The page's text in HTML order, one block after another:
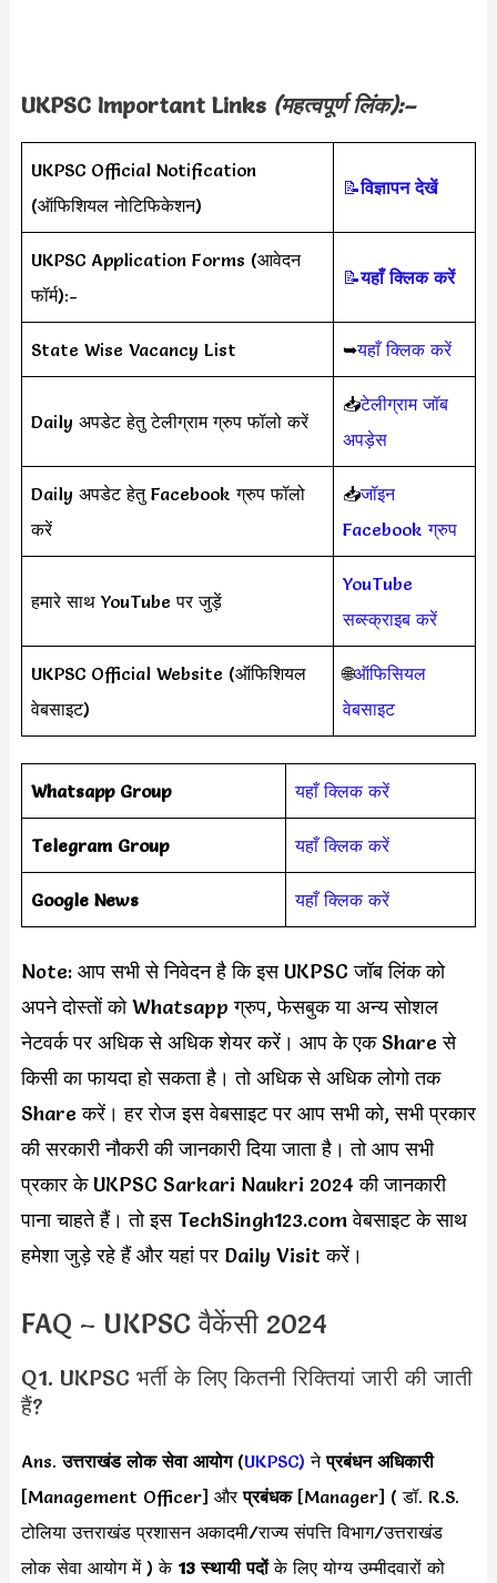
UKPSC Important Links (महत्वपूर्ण लिंक):–
UKPSC Official Notification
(ऑफिशियल नोटिफिकेशन)
📝विज्ञापन देखें
UKPSC Application Forms (आवेदन
फॉर्म):-
📝यहाँ क्लिक करें
State Wise Vacancy List ➥यहाँ क्लिक करें
Daily अपडेट हेतु टेलीग्राम ग्रुप फॉलो करें
📥टेलीग्राम जॉब
अपड़ेस
Daily अपडेट हेतु Facebook ग्रुप फॉलो
करें
📥जॉइन
Facebook ग्रुप
हमारे साथ YouTube पर जुड़ें
YouTube
सब्स्क्राइब करें
UKPSC Official Website (ऑफिशियल
वेबसाइट)
🌐ऑफिसियल
वेबसाइट
Whatsapp Group यहाँ क्लिक करें
Telegram Group यहाँ क्लिक करें
Google News यहाँ क्लिक करें
Note: आप सभी से निवेदन है कि इस UKPSC जॉब लिंक को
अपने दोस्तों को Whatsapp ग्रुप, फेसबुक या अन्य सोशल
नेटवर्क पर अधिक से अधिक शेयर करें। आप के एक Share से
किसी का फायदा हो सकता है। तो अधिक से अधिक लोगो तक
Share करें। हर रोज इस वेबसाइट पर आप सभी को, सभी प्रकार
की सरकारी नौकरी की जानकारी दिया जाता है। तो आप सभी
प्रकार के UKPSC Sarkari Naukri 2024 की जानकारी
पाना चाहते हैं। तो इस TechSingh123.com वेबसाइट के साथ
हमेशा जुड़े रहे हैं और यहां पर Daily Visit करें।
FAQ – UKPSC वैकेंसी 2024
Q1. UKPSC भर्ती के लिए कितनी रिक्तियां जारी की जाती
हैं?
Ans.उत्तराखंड लोक सेवा आयोग(UKPSC)नेप्रबंधन अधिकारी
[Management Officer] औरप्रबंधक [Manager] ( डॉ. R.S.
टोलिया उत्तराखंड प्रशासन अकादमी/राज्य संपत्ति विभाग/उत्तराखंड
लोक सेवा आयोग में ) के13 स्थायी पदोंके लिए योग्य उम्मीदवारों को